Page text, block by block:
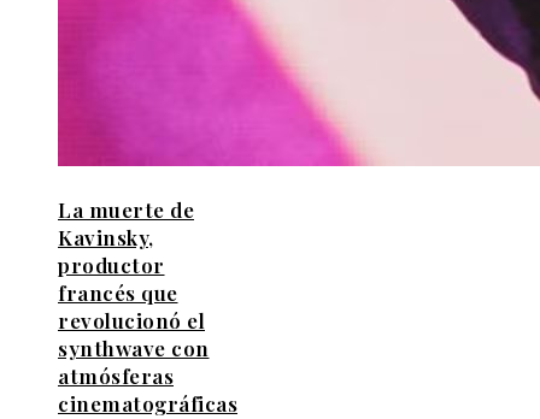
La muerte de
Kavinsky,
productor
francés que
revolucionó el
synthwave con
atmósferas
cinematográficas